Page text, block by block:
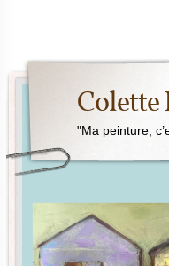
"Ma peinture,